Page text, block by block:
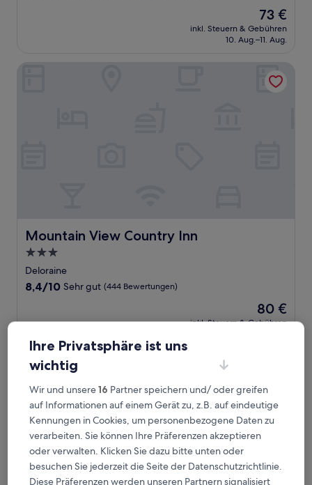
Der
Preis
beträgt
73 €
inkl. Steuern & Gebühren
10. Aug.–11. Aug.
Mountain View Country Inn
Mountain View Country Inn
3.0-
Sterne-
Unterkunft
Deloraine
8.4
Sehr
(444
Bewertungen)
8,4/10 Sehr gut (444 Bewertungen)
Der
Preis
80 €
inkl. Steuern & Gebühren
Mole Creek Cabins
Ihre Privatsphäre ist uns
wichtig
Wir und unsere16 Partner speichern und/ oder greifen
auf Informationen auf einem Gerät zu, z.B. auf eindeutige
Kennungen in Cookies, um personenbezogene Daten zu
verarbeiten. Sie können Ihre Präferenzen akzeptieren
oder verwalten. Klicken Sie dazu bitte unten oder
besuchen Sie jederzeit die Seite der Datenschutzrichtlinie.
Diese Präferenzen werden unseren Partnern signalisiert